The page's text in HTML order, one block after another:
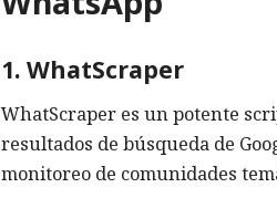
1. WhatScraper
WhatScraper es un potente
resultados de búsqueda de
monitoreo de comunidades